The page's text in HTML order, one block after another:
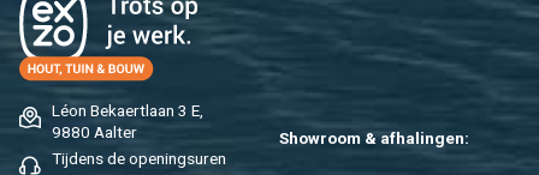
Léon Be­kaert­laan 3 E,
9880 Aal­ter
Tij­dens de ope­nings­uren
Show­room & af­ha­lin­gen: